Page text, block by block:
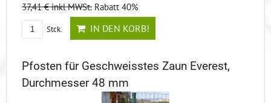
37,41 €inkl MWSt. Rabatt 40%
Stck. IN DEN KORB!
Pfosten für Geschweisstes Zaun Everest,
Durchmesser 48 mm